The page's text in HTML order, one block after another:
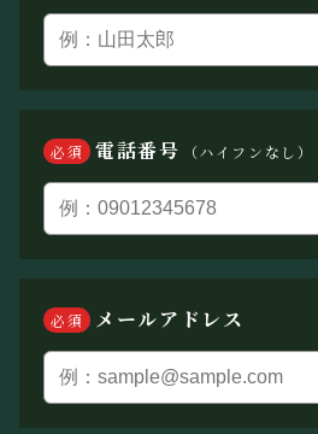
必須 電話番号 （ハイフンなし）
必須 メールアドレス